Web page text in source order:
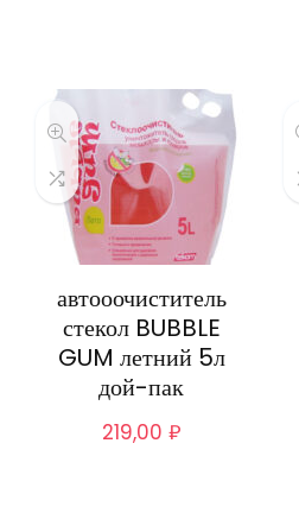
автооочиститель
стекол BUBBLE
GUM летний 5л
дой-пак
219,00 ₽